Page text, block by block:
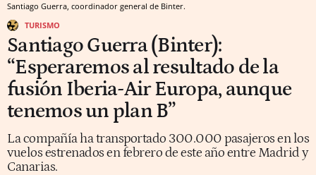
Santiago Guerra, coordinador general de Binter.
TURISMO
Santiago Guerra (Binter):
“Esperaremos al resultado de la
fusión Iberia-Air Europa, aunque
tenemos un plan B”
La compañía ha transportado 300.000 pasajeros en los
vuelos estrenados en febrero de este año entre Madrid y
Canarias.